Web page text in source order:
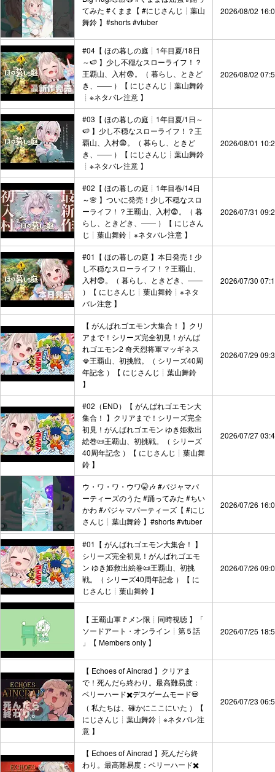
てみた #くまま【 #にじさんじ┊︎葉山
舞鈴 】#shorts #vtuber
2026/08/02
#04【 ほの暮しの庭┊︎1年目夏/18日
～🍉 】少し不穏なスローライフ！？
王覇山、入村😨。（ 暮らし、ときど
き、―― ）【 にじさんじ┊︎葉山舞鈴
┊︎※ネタバレ注意 】
2026/08/02
#03【 ほの暮しの庭┊︎1年目夏/1日～
🍉 】少し不穏なスローライフ！？王
覇山、入村😨。（ 暮らし、ときど
き、―― ）【 にじさんじ┊︎葉山舞鈴
┊︎※ネタバレ注意 】
2026/08/01
#02【 ほの暮しの庭┊︎1年目春/14日
～🌸 】ついに発売！少し不穏なスロ
ーライフ！？王覇山、入村😨。（ 暮
らし、ときどき、―― ）【 にじさん
じ┊︎葉山舞鈴┊︎※ネタバレ注意 】
2026/07/31
#01【 ほの暮しの庭 】本日発売！少
し不穏なスローライフ！？王覇山、
入村😨。（ 暮らし、ときどき、――
）【 にじさんじ┊︎葉山舞鈴┊︎※ネタ
バレ注意 】
2026/07/30
【 がんばれゴエモン大集合！ 】クリ
アまで！シリーズ完全初見！がんば
れゴエモン2 奇天烈将軍マッギネス
🪭王覇山、初挑戦。（ シリーズ40周
年記念 ）【 にじさんじ┊︎葉山舞鈴
】
2026/07/29
#02（END）【 がんばれゴエモン大
集合！ 】クリアまで！シリーズ完全
初見！がんばれゴエモン ゆき姫救出
絵巻📜王覇山、初挑戦。（ シリーズ
40周年記念 ）【 にじさんじ┊︎葉山舞
鈴 】
2026/07/27
ウ・ワ・ワ・ウワ🤫🎶 #パジャマパ
ーティーズのうた #踊ってみた #ちい
かわ #パジャマパーティーズ【 #にじ
さんじ┊︎葉山舞鈴 】#shorts #vtuber
2026/07/26
#01【 がんばれゴエモン大集合！ 】
シリーズ完全初見！がんばれゴエモ
ン ゆき姫救出絵巻📜王覇山、初挑
戦。（ シリーズ40周年記念 ）【 に
じさんじ┊︎葉山舞鈴 】
2026/07/26
【 王覇山軍🚩メン限┊︎同時視聴 】「
ソードアート・オンライン┊︎第５話
」【 Members only 】
2026/07/25
【 Echoes of Aincrad 】クリアま
で！死んだら終わり。最高難易度：
ベリーハード✖️デスゲームモード💀
（ 私たちは、確かにここにいた ）【
にじさんじ┊︎葉山舞鈴┊︎※ネタバレ注
意 】
2026/07/23
【 Echoes of Aincrad 】死んだら終
わり。最高難易度：ベリーハード✖️